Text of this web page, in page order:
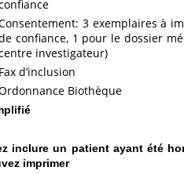
3 exemplaires à
confiance, 1 pour le dossier
investigateur)
Fax d’inclusion
Biothèque
inclure un patient ayant été
imprimer